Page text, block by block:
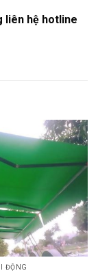
liên hệ hotline
ĐỘNG